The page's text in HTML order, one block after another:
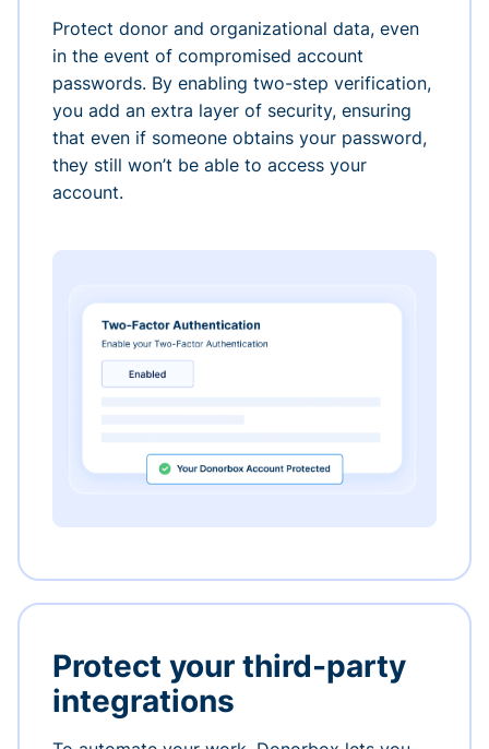
Protect donor and organizational data, even
in the event of compromised account
passwords. By enabling two-step verification,
you add an extra layer of security, ensuring
that even if someone obtains your password,
they still won’t be able to access your
account.
Protect your third-party
integrations